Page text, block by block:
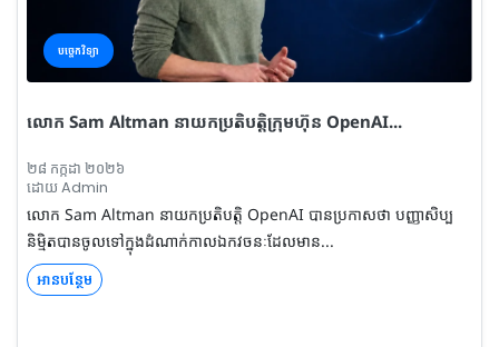
បច្ចេកវិទ្យា
លោក Sam Altman នាយកប្រតិបត្តិក្រុមហ៊ុន OpenAI...
២៨ កក្កដា ២០២៦
ដោយ Admin
លោក Sam Altman នាយកប្រតិបត្តិ OpenAI បានប្រកាសថា បញ្ញាសិប្ប
និម្មិតបានចូលទៅក្នុងដំណាក់កាលឯកវចនៈដែលមាន...
អានបន្ថែម